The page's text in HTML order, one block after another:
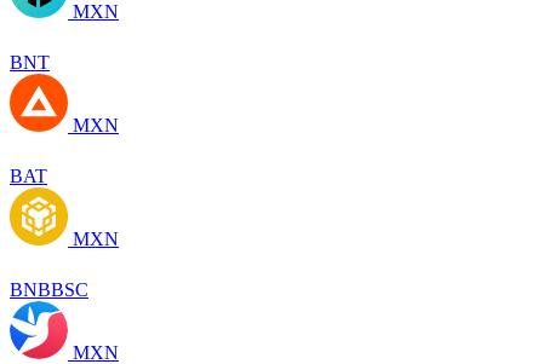
MXN
BNT
MXN
BAT
MXN
BNBBSC
MXN